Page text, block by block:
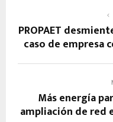
PROPAET
caso de empresa
Más energía
ampliación de red